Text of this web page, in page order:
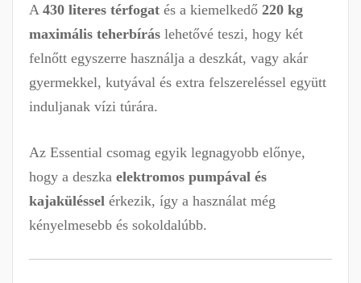
A 430 literes térfogat és a kiemelkedő 220 kg
maximális teherbírás lehetővé teszi, hogy két
felnőtt egyszerre használja a deszkát, vagy akár
gyermekkel, kutyával és extra felszereléssel együtt
induljanak vízi túrára.
Az Essential csomag egyik legnagyobb előnye,
hogy a deszka elektromos pumpával és
kajaküléssel érkezik, így a használat még
kényelmesebb és sokoldalúbb.